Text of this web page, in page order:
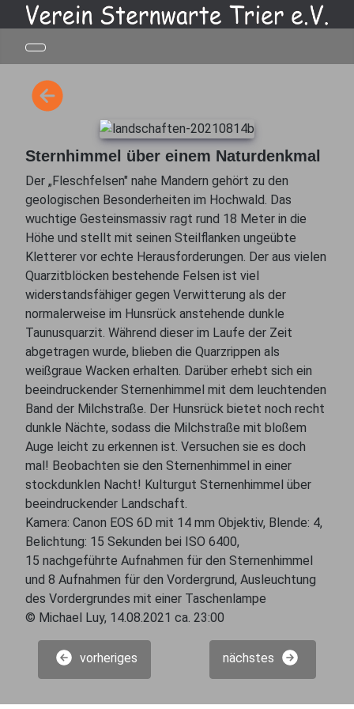
Sternhimmel über einem Naturdenkmal
Der „Fleschfelsen" nahe Mandern gehört zu den
geologischen Besonderheiten im Hochwald. Das
wuchtige Gesteinsmassiv ragt rund 18 Meter in die
Höhe und stellt mit seinen Steilflanken ungeübte
Kletterer vor echte Herausforderungen. Der aus vielen
Quarzitblöcken bestehende Felsen ist viel
widerstandsfähiger gegen Verwitterung als der
normalerweise im Hunsrück anstehende dunkle
Taunusquarzit. Während dieser im Laufe der Zeit
abgetragen wurde, blieben die Quarzrippen als
weißgraue Wacken erhalten. Darüber erhebt sich ein
beeindruckender Sternenhimmel mit dem leuchtenden
Band der Milchstraße. Der Hunsrück bietet noch recht
dunkle Nächte, sodass die Milchstraße mit bloßem
Auge leicht zu erkennen ist. Versuchen sie es doch
mal! Beobachten sie den Sternenhimmel in einer
stockdunklen Nacht! Kulturgut Sternenhimmel über
beeindruckender Landschaft.
Kamera: Canon EOS 6D mit 14 mm Objektiv, Blende: 4,
Belichtung: 15 Sekunden bei ISO 6400,
15 nachgeführte Aufnahmen für den Sternenhimmel
und 8 Aufnahmen für den Vordergrund, Ausleuchtung
des Vordergrundes mit einer Taschenlampe
© Michael Luy, 14.08.2021 ca. 23:00
vorheriges nächstes